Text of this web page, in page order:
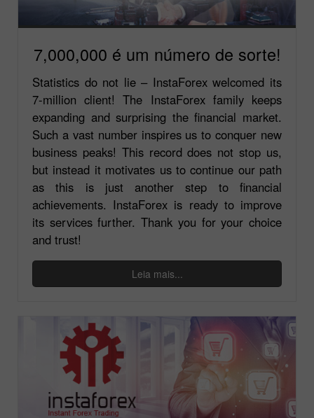
7,000,000 é um número de sorte!
Statistics do not lie – InstaForex welcomed its
7-million client! The InstaForex family keeps
expanding and surprising the financial market.
Such a vast number inspires us to conquer new
business peaks! This record does not stop us,
but instead it motivates us to continue our path
as this is just another step to financial
achievements. InstaForex is ready to improve
its services further. Thank you for your choice
and trust!
Leia mais...